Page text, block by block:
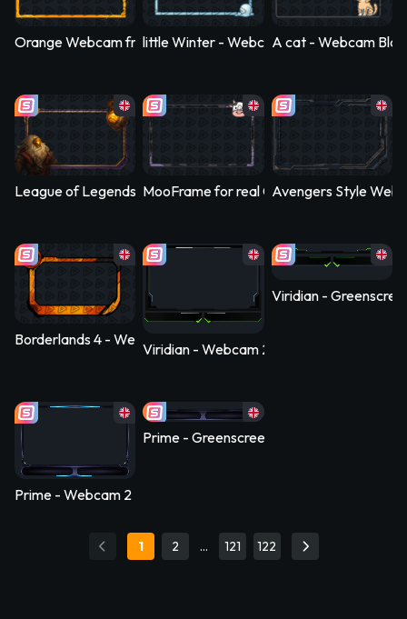
Orange Webcam frame with lightning - Webcam Blank
little Winter - Webcam BlankA cat - Webcam
League of Legends - Bard Frame - Webcam Blank
MooFrame for real Cows - Webcam Blank
Avengers Style
Borderlands 4 - Webcam Blank
Viridian - Webcam 2 Panels
Viridian -
Prime - Webcam 2 Panels
Prime - Greenscreen 2 Panels
1 2 … 121 122